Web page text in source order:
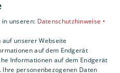
unseren: Datenschutzhinweise •
unserer Webseite
auf dem Endgerät
Informationen auf dem Endgerät
personenbezogenen Daten